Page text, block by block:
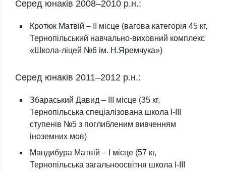
Серед юнаків 2008–2010 р.н.:
Кротюк Матвій – ІІ місце (вагова категорія 45 кг,
Тернопільський навчально-виховний комплекс
«Школа-ліцей №6 ім. Н.Яремчука»)
Серед юнаків 2011–2012 р.н.:
Збараський Давид – ІІІ місце (35 кг,
Тернопільська спеціалізована школа І-ІІІ
ступенів №5 з поглибленим вивченням
іноземних мов)
Мандибура Матвій – І місце (57 кг,
Тернопільська загальноосвітня школа І-ІІІ